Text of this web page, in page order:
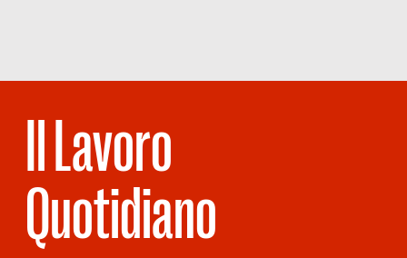
Il Lavoro
Quotidiano